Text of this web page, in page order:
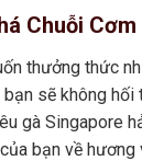
Chuỗi
thưởng thức
sẽ không
gà Singapore
bạn về